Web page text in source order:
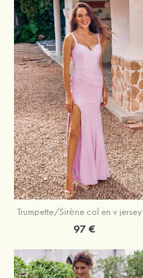
97 €